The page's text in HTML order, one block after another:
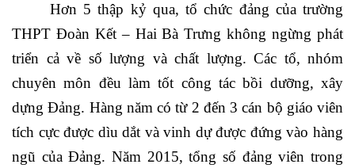
Hơn 5 thập kỷ qua, tổ chức đảng của trường
THPT Đoàn Kết – Hai Bà Trưng không ngừng phát
triển cả về số lượng và chất lượng. Các tổ, nhóm
chuyên môn đều làm tốt công tác bồi dưỡng, xây
dựng Đảng. Hàng năm có từ 2 đến 3 cán bộ giáo viên
tích cực được dìu dắt và vinh dự được đứng vào hàng
ngũ của Đảng. Năm 2015, tổng số đảng viên trong